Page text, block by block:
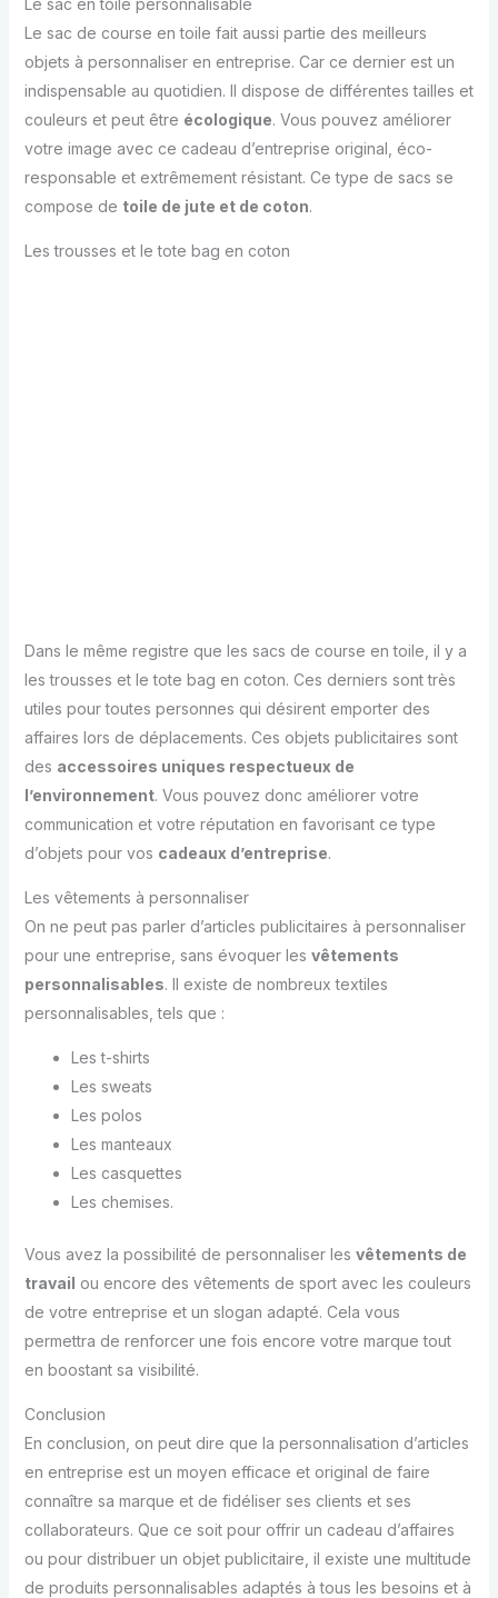
Le sac en toile personnalisable
Le sac de course en toile fait aussi partie des meilleurs
objets à personnaliser en entreprise. Car ce dernier est un
indispensable au quotidien. Il dispose de différentes tailles et
couleurs et peut être écologique. Vous pouvez améliorer
votre image avec ce cadeau d’entreprise original, éco-
responsable et extrêmement résistant. Ce type de sacs se
compose de toile de jute et de coton.
Les trousses et le tote bag en coton
Dans le même registre que les sacs de course en toile, il y a
les trousses et le tote bag en coton. Ces derniers sont très
utiles pour toutes personnes qui désirent emporter des
affaires lors de déplacements. Ces objets publicitaires sont
des accessoires uniques respectueux de
l’environnement. Vous pouvez donc améliorer votre
communication et votre réputation en favorisant ce type
d’objets pour vos cadeaux d’entreprise.
Les vêtements à personnaliser
On ne peut pas parler d’articles publicitaires à personnaliser
pour une entreprise, sans évoquer les vêtements
personnalisables. Il existe de nombreux textiles
personnalisables, tels que :
Les t-shirts
Les sweats
Les polos
Les manteaux
Les casquettes
Les chemises.
Vous avez la possibilité de personnaliser les vêtements de
travail ou encore des vêtements de sport avec les couleurs
de votre entreprise et un slogan adapté. Cela vous
permettra de renforcer une fois encore votre marque tout
en boostant sa visibilité.
Conclusion
En conclusion, on peut dire que la personnalisation d’articles
en entreprise est un moyen efficace et original de faire
connaître sa marque et de fidéliser ses clients et ses
collaborateurs. Que ce soit pour offrir un cadeau d’affaires
ou pour distribuer un objet publicitaire, il existe une multitude
de produits personnalisables adaptés à tous les besoins et à